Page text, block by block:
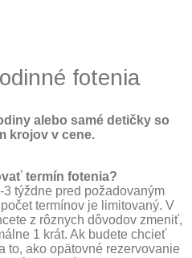
fotenia
alebo samé detičky so
krojov v cene.
termín fotenia?
týždne pred požadovaným
termínov je limitovaný. V
z rôznych dôvodov zmeniť,
1 krát. Ak budete chcieť
to, ako opätovné rezervovanie